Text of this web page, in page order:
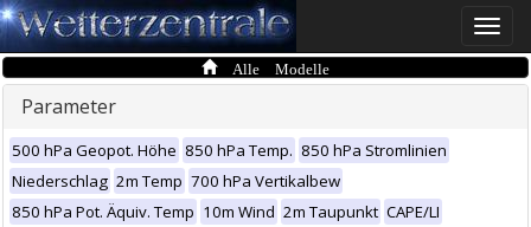
Toggle
Alle Modelle
Parameter
500 hPa Geopot. Höhe 850 hPa Temp. 850 hPa Stromlinien
Niederschlag 2m Temp 700 hPa Vertikalbew
850 hPa Pot. Äquiv. Temp 10m Wind 2m Taupunkt CAPE/LI